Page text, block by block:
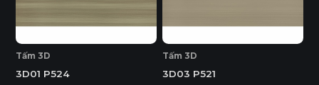
Tấm 3D
3D01 P524
Tấm 3D
3D03 P521